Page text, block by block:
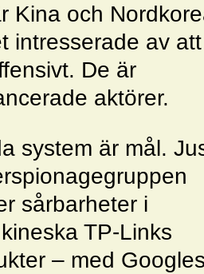
Kina och
intresserade av att
De är
aktörer.
system är mål.
sårbarheter i
TP-Links
– med